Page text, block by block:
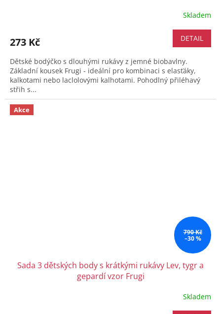
Skladem
273 Kč DETAIL
Dětské bodýčko s dlouhými rukávy z jemné biobavlny.
Základní kousek Frugi - ideální pro kombinaci s elasťáky,
kalkotami nebo laclolovými kalhotami. Pohodlný přiléhavý
střih s...
Akce
790 Kč
–30 %
Sada 3 dětských body s krátkými rukávy Lev, tygr a
gepardí vzor Frugi
Skladem